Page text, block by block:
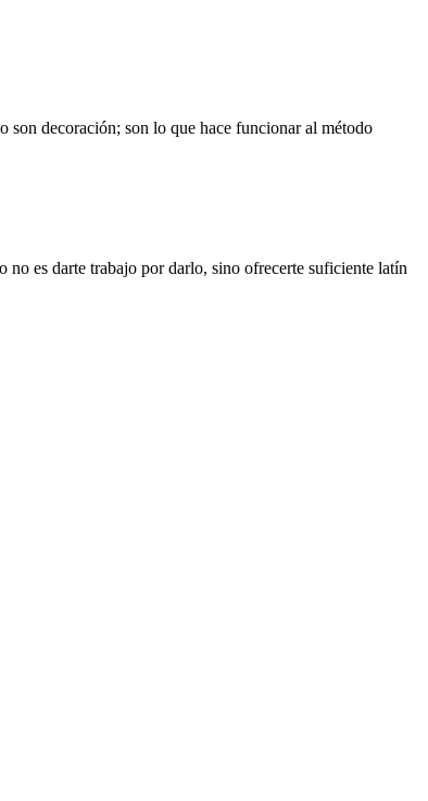
decoración; son lo que hace funcionar al método
es darte trabajo por darlo, sino ofrecerte suficiente latín